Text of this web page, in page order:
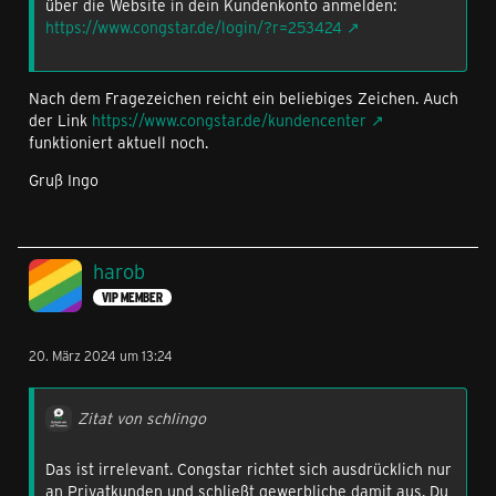
über die Website in dein Kundenkonto anmelden:
https://www.congstar.de/login/?r=253424
Nach dem Fragezeichen reicht ein beliebiges Zeichen. Auch
der Link https://www.congstar.de/kundencenter
funktioniert aktuell noch.
Gruß Ingo
harob
VIP MEMBER
20. März 2024 um 13:24
Zitat von schlingo
Das ist irrelevant. Congstar richtet sich ausdrücklich nur
an Privatkunden und schließt gewerbliche damit aus. Du